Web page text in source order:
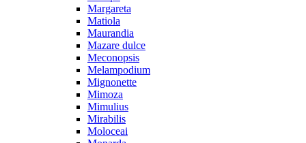
Margareta
Matiola
Maurandia
Mazare dulce
Meconopsis
Melampodium
Mignonette
Mimoza
Mimulius
Mirabilis
Moloceai